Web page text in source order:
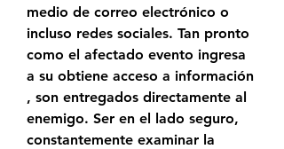
medio de correo electrónico o
incluso redes sociales. Tan pronto
como el afectado evento ingresa
a su obtiene acceso a información
, son entregados directamente al
enemigo. Ser en el lado seguro,
constantemente examinar la